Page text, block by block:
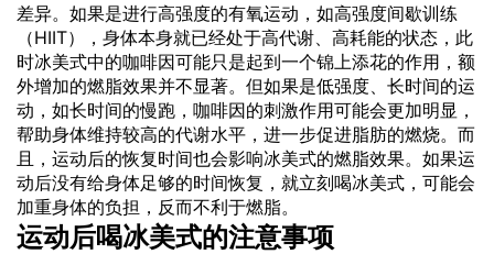
差异。如果是进行高强度的有氧运动，如高强度间歇训练
（HIIT），身体本身就已经处于高代谢、高耗能的状态，此
时冰美式中的咖啡因可能只是起到一个锦上添花的作用，额
外增加的燃脂效果并不显著。但如果是低强度、长时间的运
动，如长时间的慢跑，咖啡因的刺激作用可能会更加明显，
帮助身体维持较高的代谢水平，进一步促进脂肪的燃烧。而
且，运动后的恢复时间也会影响冰美式的燃脂效果。如果运
动后没有给身体足够的时间恢复，就立刻喝冰美式，可能会
加重身体的负担，反而不利于燃脂。
运动后喝冰美式的注意事项